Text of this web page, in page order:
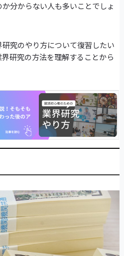
分からない人も多いことでしょ
究のやり方について復習したい
研究の方法を理解することから